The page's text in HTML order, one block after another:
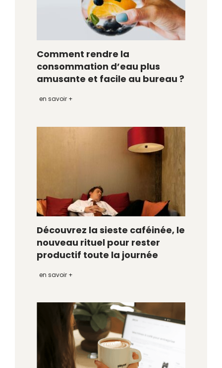
Comment rendre la
consommation d’eau plus
amusante et facile au bureau ?
en savoir +
Découvrez la sieste caféinée, le
nouveau rituel pour rester
productif toute la journée
en savoir +